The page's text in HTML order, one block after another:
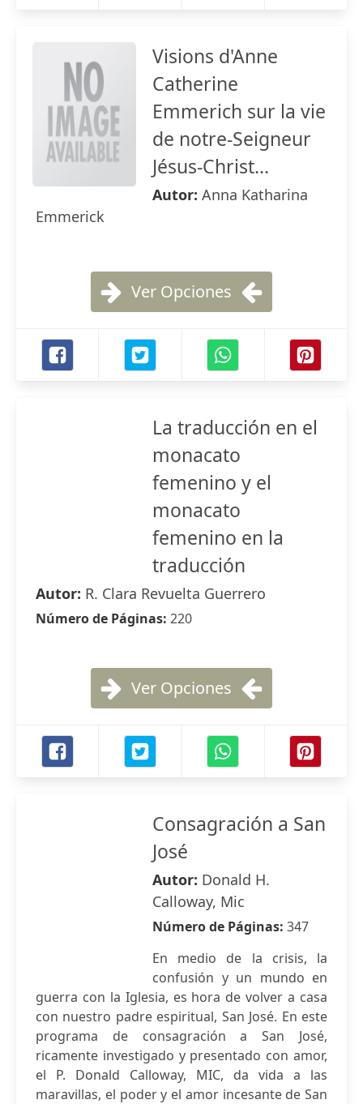
Visions d'Anne
Catherine
Emmerich sur la vie
de notre-Seigneur
Jésus-Christ...
Autor: Anna Katharina
Emmerick
Ver Opciones
La traducción en el
monacato
femenino y el
monacato
femenino en la
traducción
Autor: R. Clara Revuelta Guerrero
Número de Páginas: 220
Ver Opciones
Consagración a San
José
Autor: Donald H.
Calloway, Mic
Número de Páginas: 347
En medio de la crisis, la
confusión y un mundo en
guerra con la Iglesia, es hora de volver a casa
con nuestro padre espiritual, San José. En este
programa de consagración a San José,
ricamente investigado y presentado con amor,
el P. Donald Calloway, MIC, da vida a las
maravillas, el poder y el amor incesante de San